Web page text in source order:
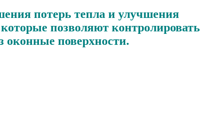
потерь тепла и улучшения
позволяют контролировать
оконные поверхности.